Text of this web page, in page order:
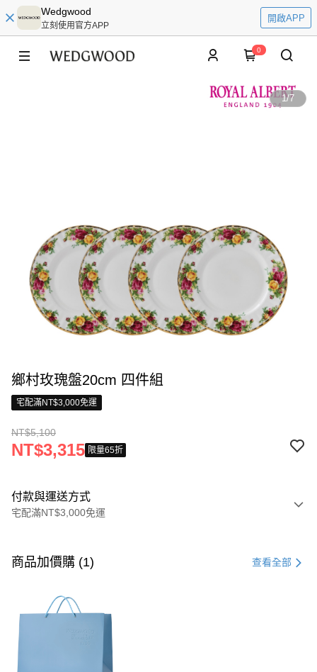
Wedgwood
立刻使用官方APP
開啟APP
0
1/7
鄉村玫瑰盤20cm 四件組
宅配滿NT$3,000免運
NT$5,100
NT$3,315 限量65折
付款與運送方式
宅配滿NT$3,000免運
信用卡一次付款
3 期 0 利率 每期
LINE Pay
Apple Pay
商品加價購 (1) 查看全部